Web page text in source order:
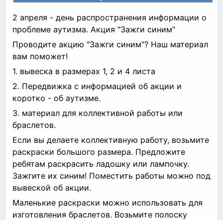
2 апреля - день распространения информации о
проблеме аутизма. Акция "Зажги синим"
Проводите акцию "Зажги синим"? Наш материал
вам поможет!
1. вывеска в размерах 1, 2 и 4 листа
2. Передвижка с информацией об акции и
коротко - об аутизме.
3. материал для коллективной работы или
браслетов.
Если вы делаете коллективную работу, возьмите
раскраски большого размера. Предложите
ребятам раскрасить ладошку или лампочку.
Зажгите их синим! Поместить работы можно под
вывеской об акции.
Маленькие раскраски можно использовать для
изготовления браслетов. Возьмите полоску